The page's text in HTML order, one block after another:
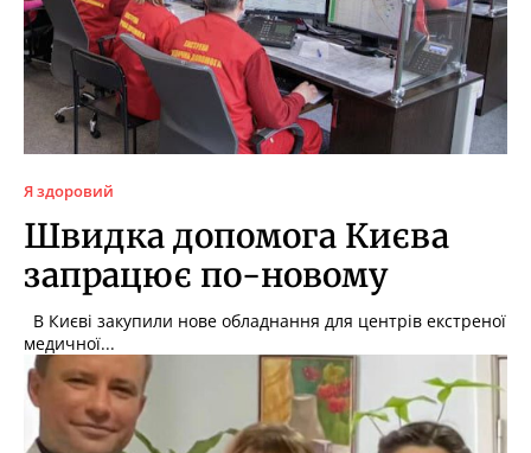
Я здоровий
Швидка допомога Києва
запрацює по-новому
медичної...